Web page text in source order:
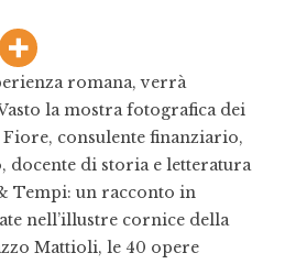
romana, verrà
la mostra fotografica dei
consulente finanziario,
docente di storia e letteratura
Tempi: un racconto in
nell’illustre cornice della
Mattioli, le 40 opere